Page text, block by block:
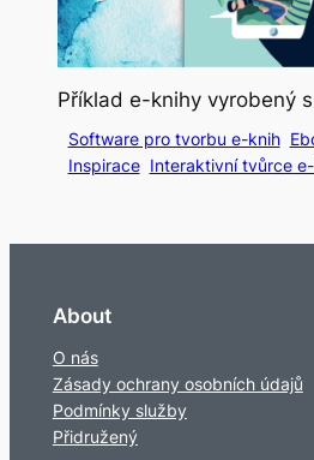
Příklad e-knihy vyrobený
Software pro tvorbu e-knih
Inspirace Interaktivní tvůrce
About
O nás
Zásady ochrany osobních údajů
Podmínky služby
Přidružený